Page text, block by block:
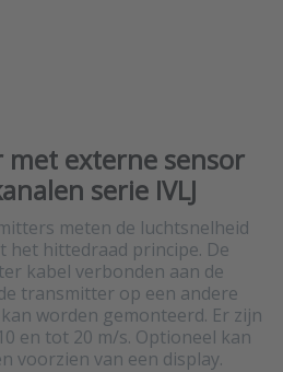
externe sensor
serie IVLJ
meten de luchtsnelheid
het hittedraad principe. De
kabel verbonden aan de
transmitter op een andere
worden gemonteerd. Er zijn
en tot 20 m/s. Optioneel kan
voorzien van een display.